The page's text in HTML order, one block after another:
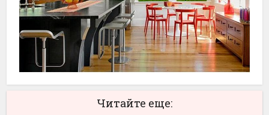
Читайте еще: